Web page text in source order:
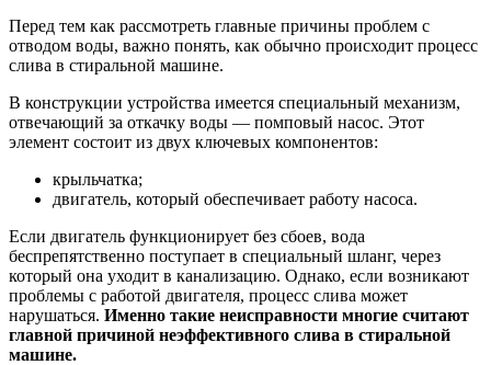
Перед тем как рассмотреть главные причины проблем с
отводом воды, важно понять, как обычно происходит процесс
слива в стиральной машине.
В конструкции устройства имеется специальный механизм,
отвечающий за откачку воды — помповый насос. Этот
элемент состоит из двух ключевых компонентов:
крыльчатка;
двигатель, который обеспечивает работу насоса.
Если двигатель функционирует без сбоев, вода
беспрепятственно поступает в специальный шланг, через
который она уходит в канализацию. Однако, если возникают
проблемы с работой двигателя, процесс слива может
нарушаться. Именно такие неисправности многие считают
главной причиной неэффективного слива в стиральной
машине.